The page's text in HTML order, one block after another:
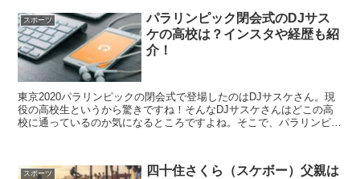
スポーツ
パラリンピック閉会式のDJサス
ケの高校は？インスタや経歴も紹
介！
東京2020パラリンピックの閉会式で登場したのはDJサスケさん。現
役の高校生というから驚きですね！そんなDJサスケさんはどこの高
校に通っているのか気になるところですよね。そこで、パラリンピッ
スポーツ
四十住さくら（スケボー）父親は